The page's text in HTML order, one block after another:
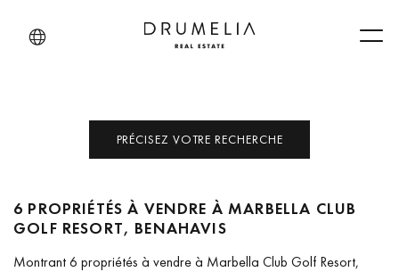
PRÉCISEZ VOTRE RECHERCHE
6 PROPRIÉTÉS À VENDRE À MARBELLA CLUB
GOLF RESORT, BENAHAVIS
Montrant 6 propriétés à vendre à Marbella Club Golf Resort,